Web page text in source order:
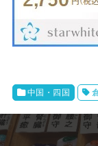
中国・四国